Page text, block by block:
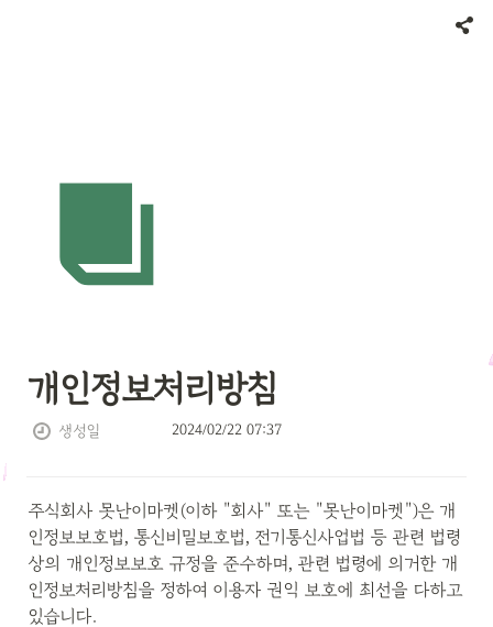
개인정보처리방침
생성일 2024/02/22 07:37
주식회사 못난이마켓(이하 "회사" 또는 "못난이마켓")은 개
인정보보호법, 통신비밀보호법, 전기통신사업법 등 관련 법령
상의 개인정보보호 규정을 준수하며, 관련 법령에 의거한 개
인정보처리방침을 정하여 이용자 권익 보호에 최선을 다하고
있습니다.